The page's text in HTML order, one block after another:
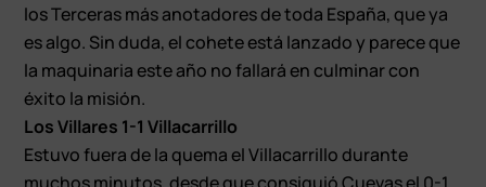
los Terceras más anotadores de toda España, que ya
es algo. Sin duda, el cohete está lanzado y parece que
la maquinaria este año no fallará en culminar con
éxito la misión.
Los Villares 1-1 Villacarrillo
Estuvo fuera de la quema el Villacarrillo durante